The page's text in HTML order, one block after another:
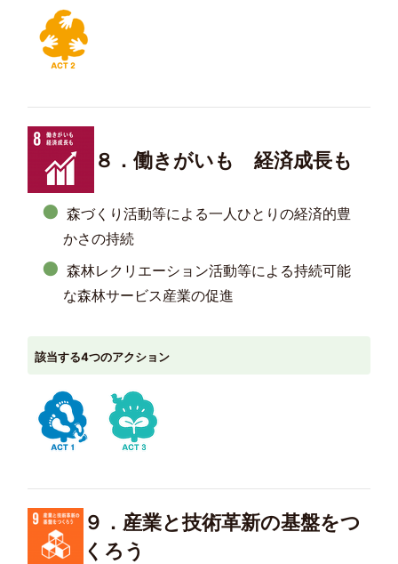
８．働きがいも 経済成長も
森づくり活動等による一人ひとりの経済的豊
かさの持続
森林レクリエーション活動等による持続可能
な森林サービス産業の促進
該当する4つのアクション
９．産業と技術革新の基盤をつ
くろう